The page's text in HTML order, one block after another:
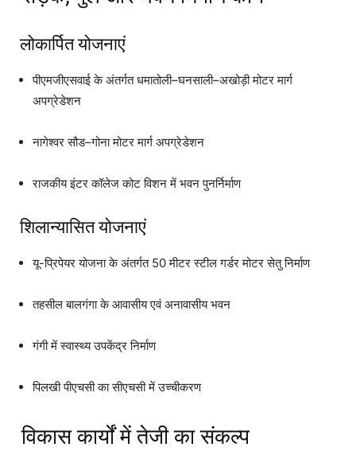
लोकार्पित योजनाएं
पीएमजीएसवाई के अंतर्गत धमातोली–घनसाली–अखोड़ी मोटर मार्ग
अपग्रेडेशन
नागेश्वर सौड–गोना मोटर मार्ग अपग्रेडेशन
राजकीय इंटर कॉलेज कोट विशन में भवन पुनर्निर्माण
शिलान्यासित योजनाएं
यू-प्रिपेयर योजना के अंतर्गत 50 मीटर स्टील गर्डर मोटर सेतु निर्माण
तहसील बालगंगा के आवासीय एवं अनावासीय भवन
गंगी में स्वास्थ्य उपकेंद्र निर्माण
पिलखी पीएचसी का सीएचसी में उच्चीकरण
विकास कार्यों में तेजी का संकल्प